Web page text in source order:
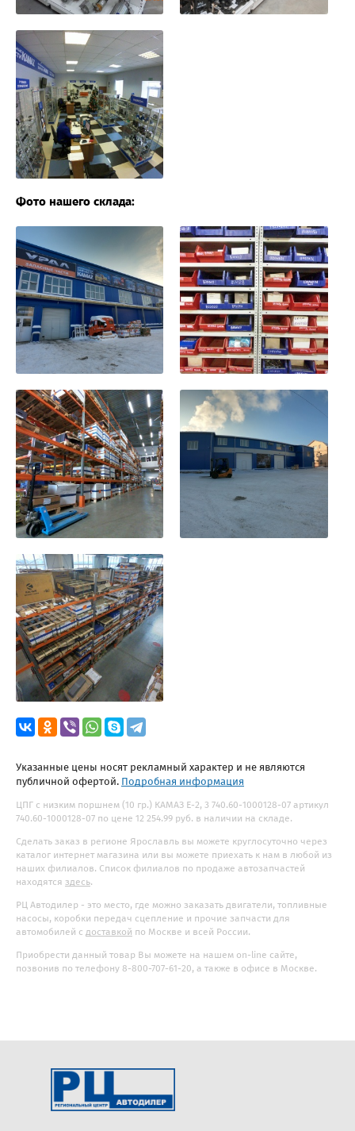
Фото нашего склада:
Указанные цены носят рекламный характер и не являются
публичной офертой. Подробная информация
ЦПГ с низким поршнем (10 гр.) КАМАЗ Е-2, 3 740.60-1000128-07 артикул
740.60-1000128-07 по цене 12 254.99 руб. в наличии на складе.
Сделать заказ в регионе Ярославль вы можете круглосуточно через
каталог интернет магазина или вы можете приехать к нам в любой из
наших филиалов. Список филиалов по продаже автозапчастей
находятся здесь.
РЦ Автодилер - это место, где можно заказать двигатели, топливные
насосы, коробки передач сцепление и прочие запчасти для
автомобилей с доставкой по Москве и всей России.
Приобрести данный товар Вы можете на нашем on-line сайте,
позвонив по телефону 8-800-707-61-20, а также в офисе в Москве.